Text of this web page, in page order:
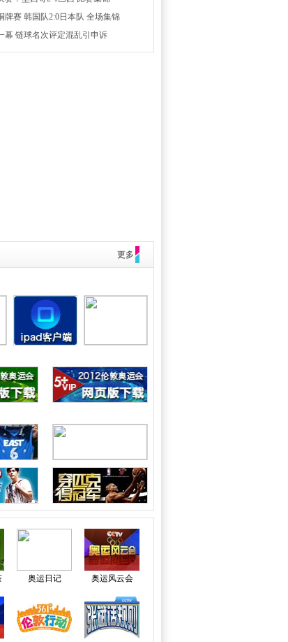
牌赛 韩国队2:0日本队 全场集锦
幕 链球名次评定混乱引申诉
更多
奥运日记 奥运风云会